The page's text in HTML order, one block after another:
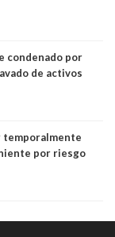
Presidente DC
condenado por
de activos
temporalmente
por riesgo